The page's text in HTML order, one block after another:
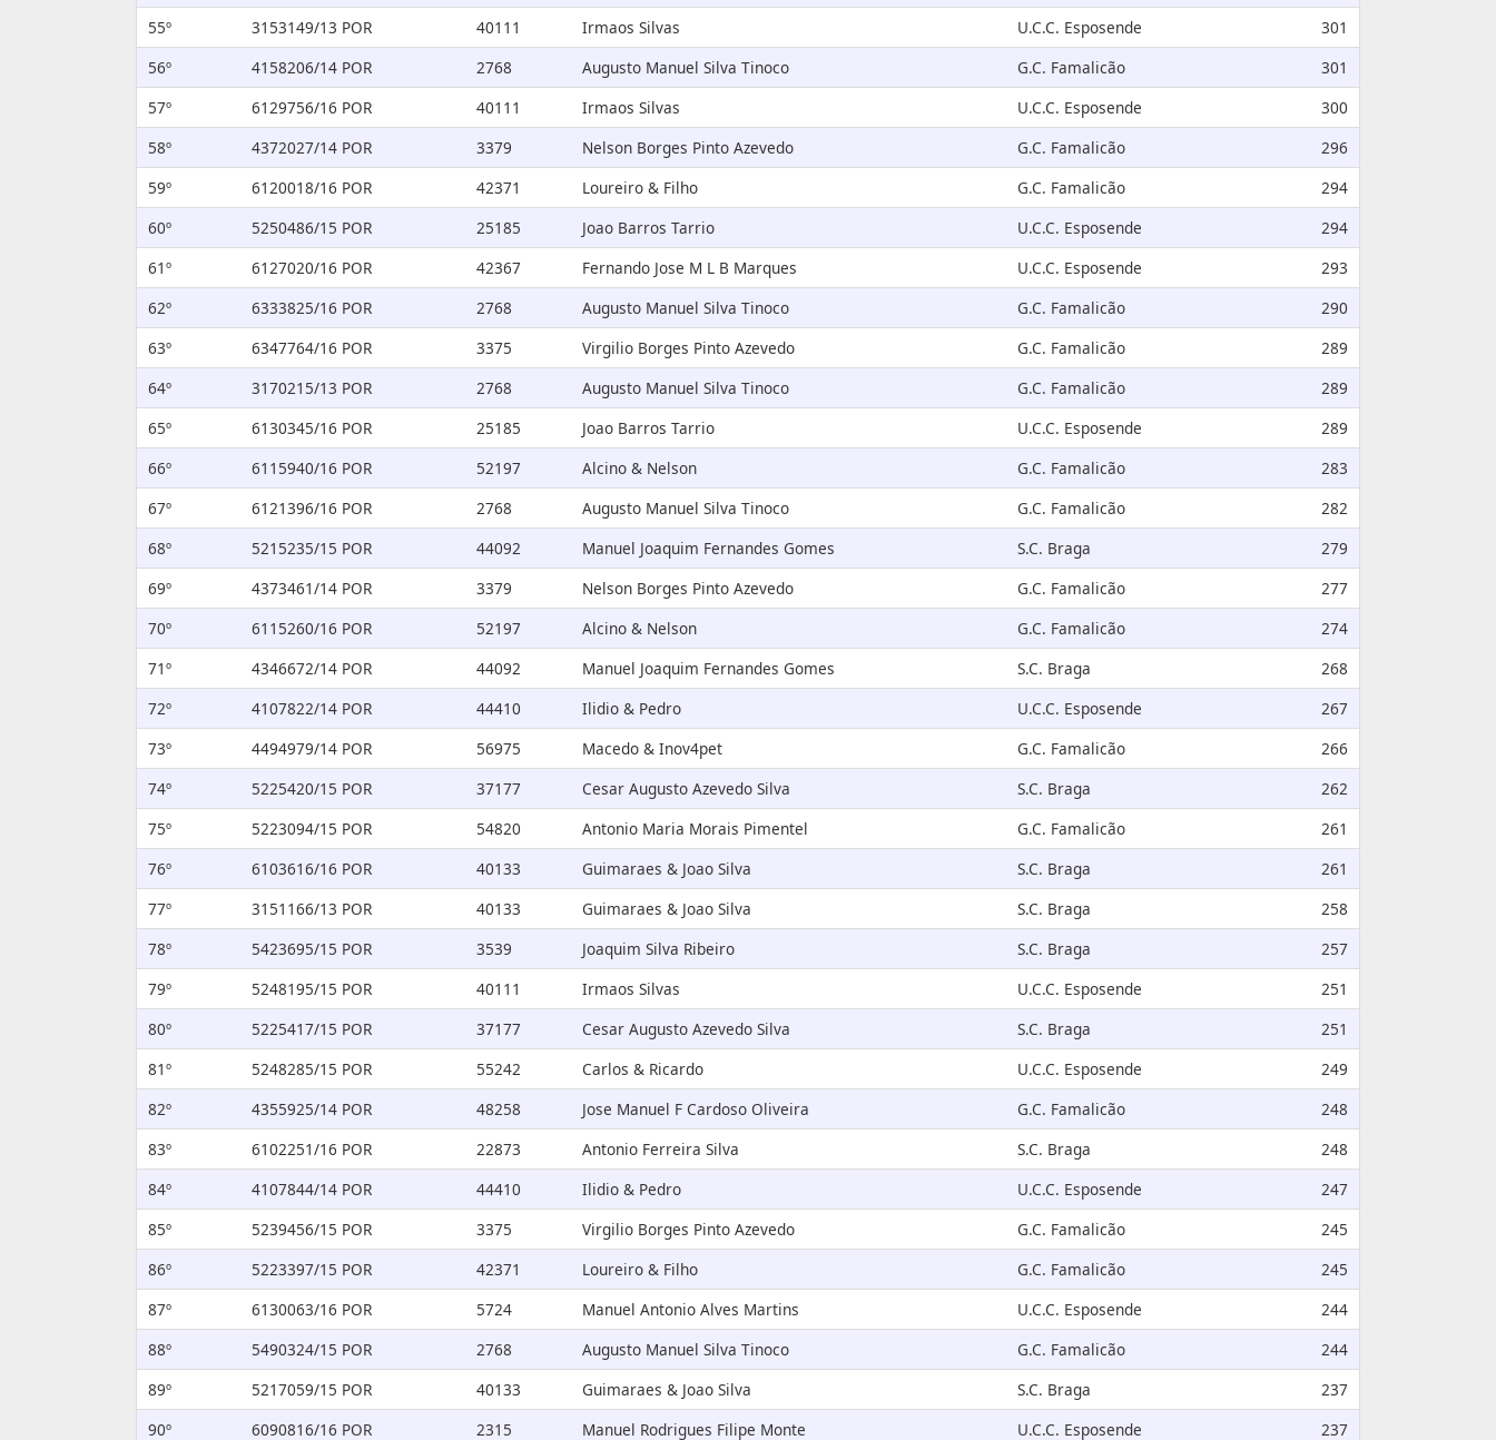
55º
3153149/13 POR 40111 Irmaos Silvas U.C.C. Esposende
301
56º
4158206/14 POR 2768 Augusto Manuel Silva Tinoco G.C. Famalicão
301
57º
6129756/16 POR 40111 Irmaos Silvas U.C.C. Esposende
300
58º
4372027/14 POR 3379 Nelson Borges Pinto Azevedo G.C. Famalicão
296
59º
6120018/16 POR 42371 Loureiro & Filho G.C. Famalicão
294
60º
5250486/15 POR 25185 Joao Barros Tarrio U.C.C. Esposende
294
61º
6127020/16 POR 42367 Fernando Jose M L B Marques U.C.C. Esposende
293
62º
6333825/16 POR 2768 Augusto Manuel Silva Tinoco G.C. Famalicão
290
63º
6347764/16 POR 3375 Virgilio Borges Pinto Azevedo G.C. Famalicão
289
64º
3170215/13 POR 2768 Augusto Manuel Silva Tinoco G.C. Famalicão
289
65º
6130345/16 POR 25185 Joao Barros Tarrio U.C.C. Esposende
289
66º
6115940/16 POR 52197 Alcino & Nelson G.C. Famalicão
283
67º
6121396/16 POR 2768 Augusto Manuel Silva Tinoco G.C. Famalicão
282
68º
5215235/15 POR 44092 Manuel Joaquim Fernandes Gomes S.C. Braga
279
69º
4373461/14 POR 3379 Nelson Borges Pinto Azevedo G.C. Famalicão
277
70º
6115260/16 POR 52197 Alcino & Nelson G.C. Famalicão
274
71º
4346672/14 POR 44092 Manuel Joaquim Fernandes Gomes S.C. Braga
268
72º
4107822/14 POR 44410 Ilidio & Pedro U.C.C. Esposende
267
73º
4494979/14 POR 56975 Macedo & Inov4pet G.C. Famalicão
266
74º
5225420/15 POR 37177 Cesar Augusto Azevedo Silva S.C. Braga
262
75º
5223094/15 POR 54820 Antonio Maria Morais Pimentel G.C. Famalicão
261
76º
6103616/16 POR 40133 Guimaraes & Joao Silva S.C. Braga
261
77º
3151166/13 POR 40133 Guimaraes & Joao Silva S.C. Braga
258
78º
5423695/15 POR 3539 Joaquim Silva Ribeiro S.C. Braga
257
79º
5248195/15 POR 40111 Irmaos Silvas U.C.C. Esposende
251
80º
5225417/15 POR 37177 Cesar Augusto Azevedo Silva S.C. Braga
251
81º
5248285/15 POR 55242 Carlos & Ricardo U.C.C. Esposende
249
82º
4355925/14 POR 48258 Jose Manuel F Cardoso Oliveira G.C. Famalicão
248
83º
6102251/16 POR 22873 Antonio Ferreira Silva S.C. Braga
248
84º
4107844/14 POR 44410 Ilidio & Pedro U.C.C. Esposende
247
85º
5239456/15 POR 3375 Virgilio Borges Pinto Azevedo G.C. Famalicão
245
86º
5223397/15 POR 42371 Loureiro & Filho G.C. Famalicão
245
87º
6130063/16 POR 5724 Manuel Antonio Alves Martins U.C.C. Esposende
244
88º
5490324/15 POR 2768 Augusto Manuel Silva Tinoco G.C. Famalicão
244
89º
5217059/15 POR 40133 Guimaraes & Joao Silva S.C. Braga
237
90º
6090816/16 POR 2315 Manuel Rodrigues Filipe Monte U.C.C. Esposende 237